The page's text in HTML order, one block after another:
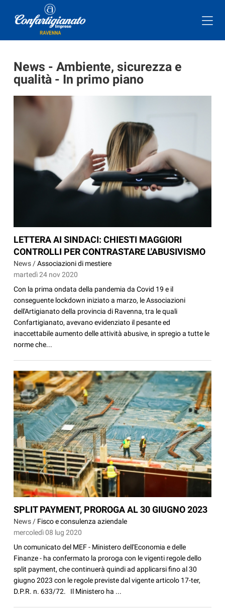
News - Ambiente, sicurezza e
qualità - In primo piano
LETTERA AI SINDACI: CHIESTI MAGGIORI
CONTROLLI PER CONTRASTARE L'ABUSIVISMO
News /Associazioni di mestiere
martedì 24 nov 2020
Con la prima ondata della pandemia da Covid 19 e il
conseguente lockdown iniziato a marzo, le Associazioni
dell'Artigianato della provincia di Ravenna, tra le quali
Confartigianato, avevano evidenziato il pesante ed
inaccettabile aumento delle attività abusive, in spregio a tutte le
norme che...
SPLIT PAYMENT, PROROGA AL 30 GIUGNO 2023
News / Fisco e consulenza aziendale
mercoledì 08 lug 2020
Un comunicato del MEF - Ministero dell'Economia e delle
Finanze - ha confermato la proroga con le vigenti regole dello
split payment, che continuerà quindi ad applicarsi fino al 30
giugno 2023 con le regole previste dal vigente articolo 17-ter,
D.P.R. n. 633/72. Il Ministero ha ...